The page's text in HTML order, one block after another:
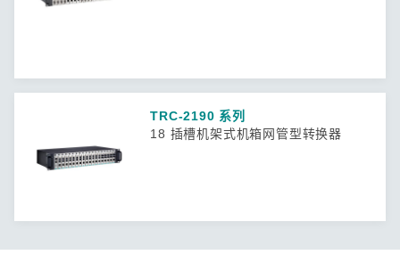
TRC-2190 系列
18 插槽机架式机箱网管型转换器